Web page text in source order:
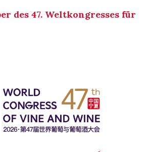
des 47. Weltkongresses für